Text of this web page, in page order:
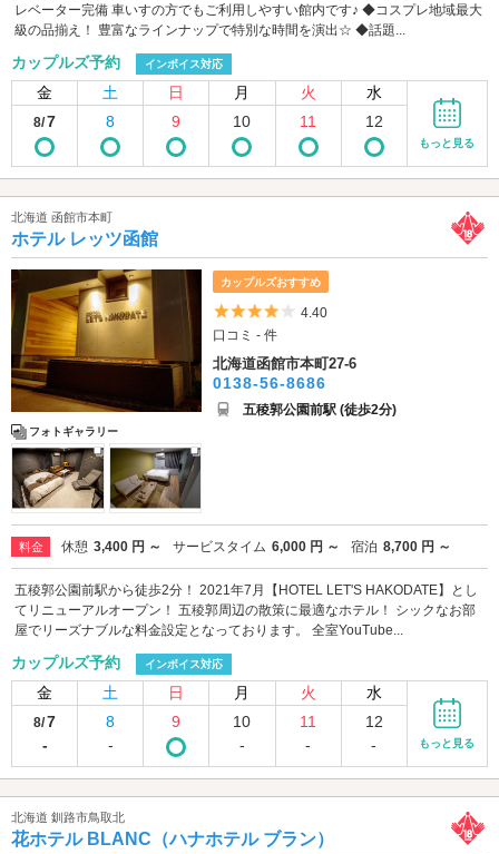
レベーター完備 車いすの方でもご利用しやすい館内です♪ ◆コスプレ地域最大
級の品揃え！ 豊富なラインナップで特別な時間を演出☆ ◆話題...
カップルズ予約 インボイス対応
金 土 日 月 火 水
8/7 8 9 10 11 12
もっと見る
北海道 函館市本町
ホテル レッツ函館
フォトギャラリー
カップルズおすすめ
5つ星のうち4
4.40
口コミ - 件
北海道函館市本町27-6
0138-56-8686
五稜郭公園前駅 (徒歩2分)
料金 休憩 3,400 円 ～ サービスタイム 6,000 円 ～ 宿泊 8,700 円 ～
五稜郭公園前駅から徒歩2分！ 2021年7月【HOTEL LET'S HAKODATE】とし
てリニューアルオープン！ 五稜郭周辺の散策に最適なホテル！ シックなお部
屋でリーズナブルな料金設定となっております。 全室YouTube...
カップルズ予約 インボイス対応
金 土 日 月 火 水
8/7
-
8
-
9
10
-
11
-
12
-
もっと見る
北海道 釧路市鳥取北
花ホテル BLANC（ハナホテル ブラン）